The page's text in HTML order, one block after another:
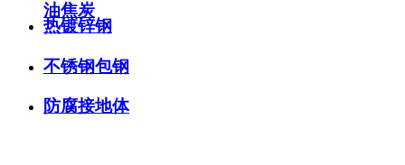
油焦炭
热镀锌钢
不锈钢包钢
防腐接地体